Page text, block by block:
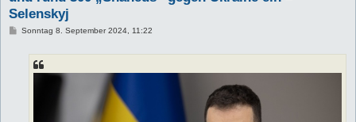
Selenskyj
BSonntag 8. September 2024, 11:22